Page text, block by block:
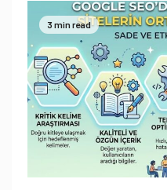
3 min read